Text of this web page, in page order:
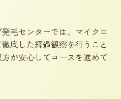
毛センターでは、マイクロ
底した経過観察を行うこと
が安心してコースを進めて